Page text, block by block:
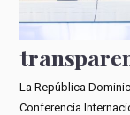
La República
Conferencia